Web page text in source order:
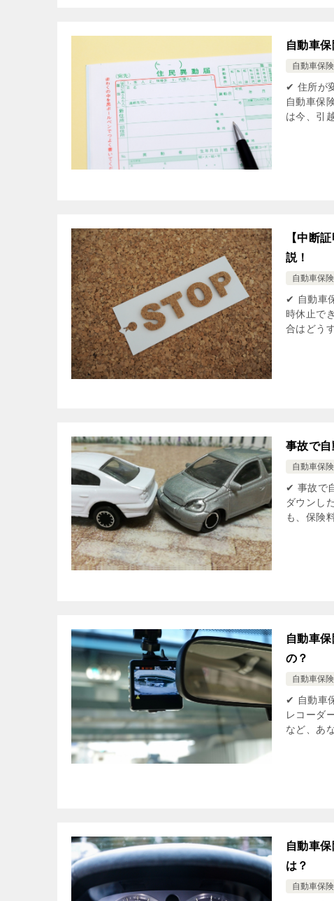
自動車
自動車保
✔ 住所が
自動車保
は今、引
【中断
説！
自動車保
✔ 自動車
時休止で
合はどう
事故で自
自動車保
✔ 事故で
ダウンし
も、保険
自動車
の？
自動車保
✔ 自動車
レコーダ
など、あ
自動車
は？
自動車保